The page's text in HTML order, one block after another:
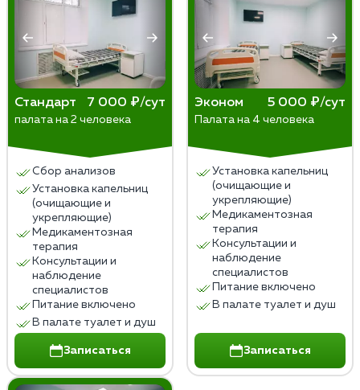
Стандарт 7 000 ₽/сут
палата на 2 человека
Сбор анализов
Установка капельниц
(очищающие и
укрепляющие)
Медикаментозная
терапия
Консультации и
наблюдение
специалистов
Питание включено
В палате туалет и душ
Записаться
Эконом 5 000 ₽/сут
Палата на 4 человека
Установка капельниц
(очищающие и
укрепляющие)
Медикаментозная
терапия
Консультации и
наблюдение
специалистов
Питание включено
В палате туалет и душ
Записаться